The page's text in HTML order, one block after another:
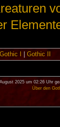
Gothic I Gothic II
2025 um 02:26 Uhr
Über den